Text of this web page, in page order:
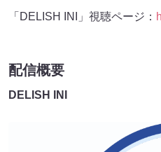
「DELISH INI」視聴ページ：
配信概要
DELISH INI